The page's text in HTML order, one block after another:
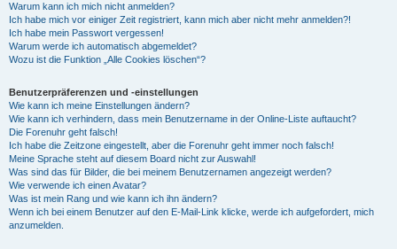
Warum kann ich mich nicht anmelden?
Ich habe mich vor einiger Zeit registriert, kann mich aber nicht mehr anmelden?!
Ich habe mein Passwort vergessen!
Warum werde ich automatisch abgemeldet?
Wozu ist die Funktion „Alle Cookies löschen“?
Benutzerpräferenzen und -einstellungen
Wie kann ich meine Einstellungen ändern?
Wie kann ich verhindern, dass mein Benutzername in der Online-Liste auftaucht?
Die Forenuhr geht falsch!
Ich habe die Zeitzone eingestellt, aber die Forenuhr geht immer noch falsch!
Meine Sprache steht auf diesem Board nicht zur Auswahl!
Was sind das für Bilder, die bei meinem Benutzernamen angezeigt werden?
Wie verwende ich einen Avatar?
Was ist mein Rang und wie kann ich ihn ändern?
Wenn ich bei einem Benutzer auf den E-Mail-Link klicke, werde ich aufgefordert, mich
anzumelden.